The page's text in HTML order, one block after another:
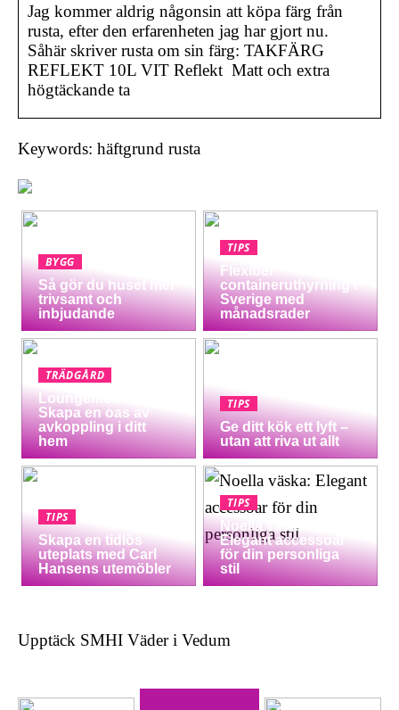
Jag kommer aldrig någonsin att köpa färg från
rusta, efter den erfarenheten jag har gjort nu.
Såhär skriver rusta om sin färg: TAKFÄRG
REFLEKT 10L VIT Reflekt Matt och extra
högtäckande ta
Keywords: häftgrund rusta
BYGG
Så gör du huset mer
trivsamt och
inbjudande
TIPS
Flexibel
containeruthyrning i
Sverige med
månadsrader
TRÄDGÅRD
Loungemöbler:
Skapa en oas av
avkoppling i ditt
hem
TIPS
Ge ditt kök ett lyft –
utan att riva ut allt
TIPS
Skapa en tidlös
uteplats med Carl
Hansens utemöbler
TIPS
Noella väska:
Elegant accessoar
för din personliga
stil
Upptäck SMHI Väder i Vedum